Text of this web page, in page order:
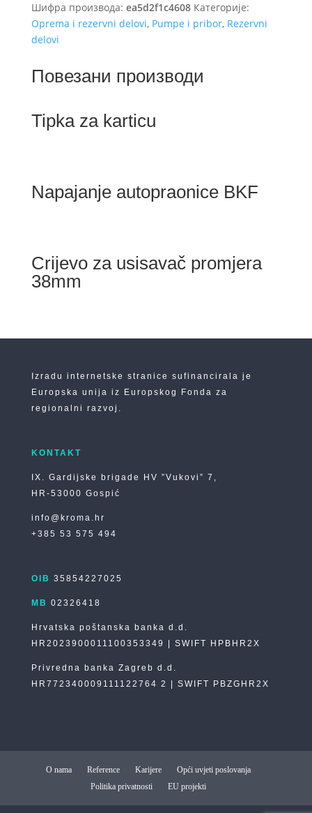
l/min
количина
Шифра производа: ea5d2f1c4608 Категорије:
Oprema i rezervni delovi, Pumpe i pribor, Rezervni
delovi
Повезани производи
Tipka za karticu
Napajanje autopraonice BKF
Crijevo za usisavač promjera
38mm
Izradu internetske stranice sufinancirala je
Europska unija iz Europskog Fonda za
regionalni razvoj.
KONTAKT
IX. Gardijske brigade HV ”Vukovi” 7,
HR-53000 Gospić
info@kroma.hr
+385 53 575 494
OIB 35854227025
MB 02326418
Hrvatska poštanska banka d.d.
HR2023900011100353349 | SWIFT HPBHR2X
Privredna banka Zagreb d.d.
HR772340009111122764 2 | SWIFT PBZGHR2X
O nama Reference Karijere
Opći uvjeti poslovanja
Politika privatnosti
EU projekti